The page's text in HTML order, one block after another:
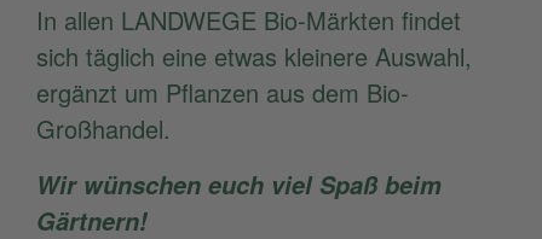
In allen LANDWEGE Bio-Märkten findet
sich täglich eine etwas kleinere Auswahl,
ergänzt um Pflanzen aus dem Bio-
Großhandel.
Wir wünschen euch viel Spaß beim
Gärtnern!